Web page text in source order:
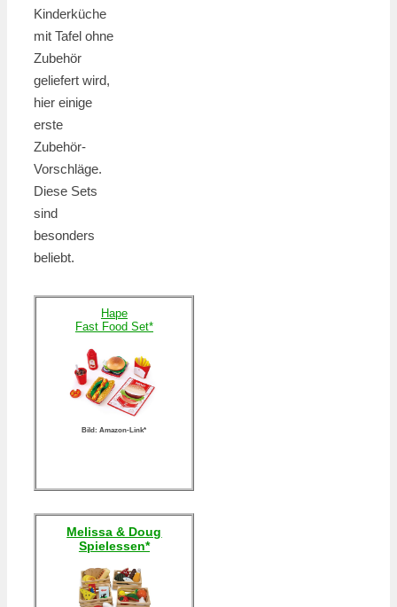
Kinderküche
mit Tafel ohne
Zubehör
geliefert wird,
hier einige
erste
Zubehör-
Vorschläge.
Diese Sets
sind
besonders
beliebt.
Hape
Fast Food Set*
Bild: Amazon-Link*
Melissa & Doug
Spielessen*